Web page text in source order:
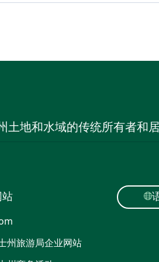
地和水域的传统所有者和居
站
州旅游局企业网站